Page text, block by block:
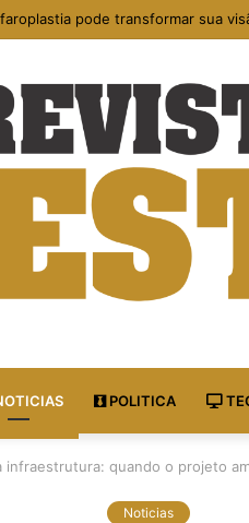
caminhos para
POLITICA
infraestrutura: quando o projeto
Noticias